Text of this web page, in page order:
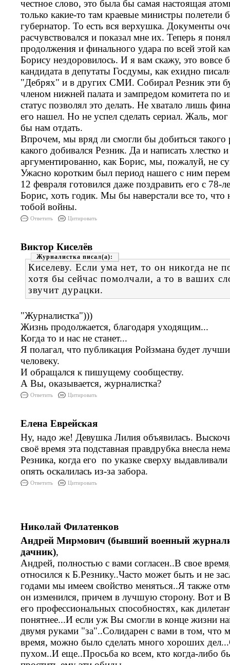
честное слово, это была бы самая настоящая
только какие-то там краевые министры
губернатор. То есть вся верхушка. Документы
расчувствовался и показал мне их. Теперь я
продолжения и финального удара по всей этой
Борису нездоровилось. И я вам скажу, это вовсе
кандидата в депутаты Госдумы, как ехидно
"Дебрях" и в других СМИ. Собирал Резник эти
членом нижней палата и зампредом комитета по
статус позволял это делать. Не хватало лишь
его нашел. Но не успел сделать сериал. Жаль,
бы нам отдать.
Впрочем, мы вряд ли смогли бы добиться такого
какого добивался Резник. Да и написать хлестко
аргументированно, как Борис, мы, пожалуй, не
Ужасно коротким был период нашего с ним
12 февраля готовился даже поздравить его с
Борис, хоть годик. Мы бы наверстали все то, что
тобой войны.
Ответить Цитировать
Виктор Киселёв
Журналистка
Киселеву. Если ума нет, то он никогда не
хотя бы сейчас помолчали, а то в ваших
звучит дурацки.
"Журналистка")))
Жизнь продолжается, благодаря уходящим...
Когда то и нас не станет...
Я полагал, что публикация Ройзмана будет
человеку.
И обращался к пишущему сообществу.
А Вы, оказывается, журналистка?
Ответить Цитировать
Елена Еврейская
Ну, надо же! Девушка Лилия объявилась.
своё время эта подставная правдрубка внесла
Резника, когда его по указке сверху
опять оскалилась из-за забора.
Ответить Цитировать
Николай Филатенков
Андрей Мирмович (бывший военный
дачник),
Андрей, полностью с вами согласен..В свое
относился к Б.Резнику..Часто может быть и не
годами мы имеем свойство меняться..Я также
он изменился, причем в лучшую сторону. Вот и
его профессиональных способностях, как
понятнее...И если уж Вы смогли в конце жизни
двумя руками "за"..Солидарен с вами в том,
время, можно было сделать много хороших
пухом..И еще..Просьба ко всем, кто когда-либо